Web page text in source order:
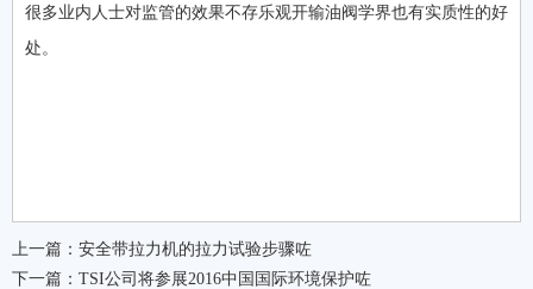
很多业内人士对监管的效果不存乐观开输油阀学界也有实质性的好
处。
上一篇： 安全带拉力机的拉力试验步骤咗
下一篇： TSI公司将参展2016中国国际环境保护咗